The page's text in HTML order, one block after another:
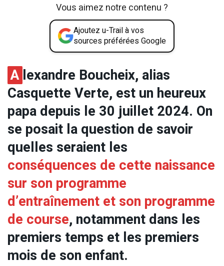
Vous aimez notre contenu ?
Ajoutez u-Trail à vos
sources préférées Google
A lexandre Boucheix, alias
Casquette Verte, est un heureux
papa depuis le 30 juillet 2024. On
se posait la question de savoir
quelles seraient les
conséquences de cette naissance
sur son programme
d’entraînement et son programme
de course, notamment dans les
premiers temps et les premiers
mois de son enfant.